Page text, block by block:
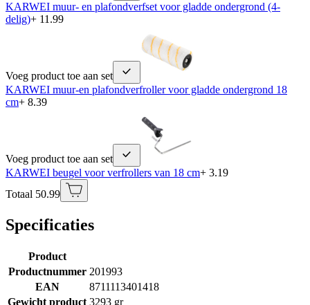
KARWEI muur- en plafondverfset voor gladde ondergrond (4-
delig)+ 11.99
Voeg product toe aan set
KARWEI muur-en plafondverfroller voor gladde ondergrond 18
cm+ 8.39
Voeg product toe aan set
KARWEI beugel voor verfrollers van 18 cm+ 3.19
Totaal 50.99
Specificaties
Product
Productnummer 201993
EAN
8711113401418
Gewicht product 3293 gr